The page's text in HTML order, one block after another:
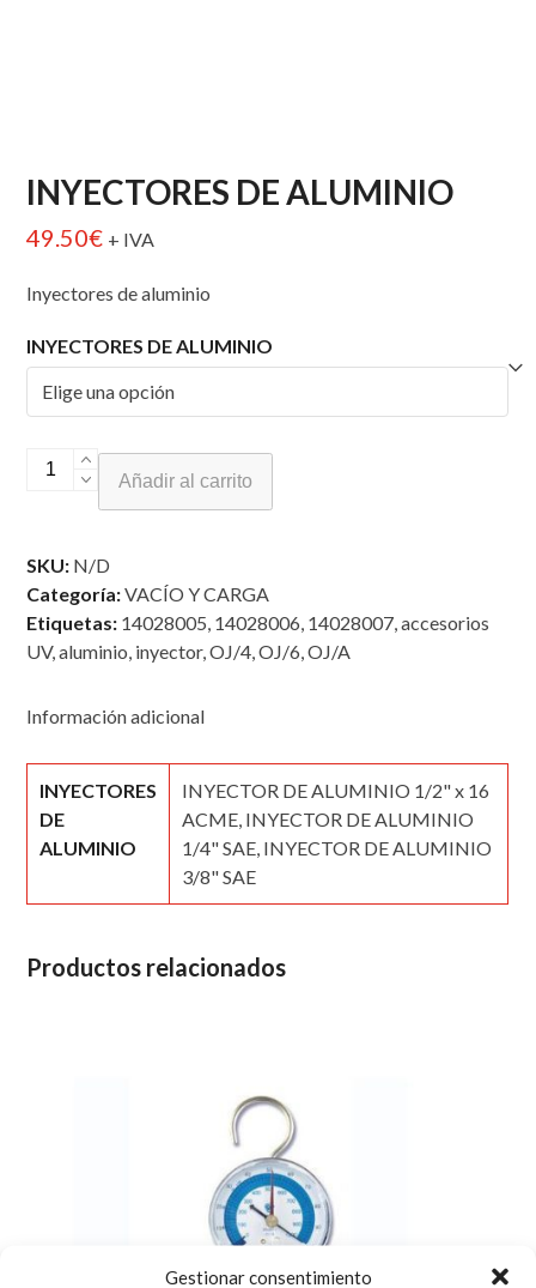
Gestionar consentimiento
INYECTORES DE ALUMINIO
49.50€ + IVA
Inyectores de aluminio
INYECTORES DE ALUMINIO
INYECTORES
Añadir al carrito
SKU: N/D
Categoría:VACÍO Y CARGA
Etiquetas: 14028005, 14028006, 14028007,accesorios
UV,aluminio, inyector,OJ/4,OJ/6,OJ/A
Información adicional
INYECTORES
DE
ALUMINIO
INYECTOR DE ALUMINIO 1/2" x 16
ACME, INYECTOR DE ALUMINIO
1/4" SAE, INYECTOR DE ALUMINIO
3/8" SAE
Productos relacionados